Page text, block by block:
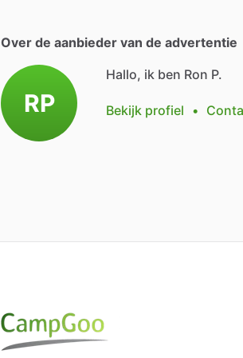
Over de aanbieder van de advertentie
RP
Hallo, ik ben Ron P.
Bekijk profiel •